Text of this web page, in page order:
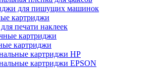
для пишущих машинок
картриджи
печати наклеек
картриджи
картриджи
картриджи HP
картриджи EPSON